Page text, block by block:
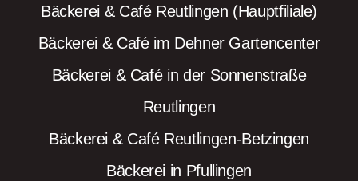
Bäckerei & Café Reutlingen (Hauptfiliale)
Bäckerei & Café im Dehner Gartencenter
Bäckerei & Café in der Sonnenstraße
Reutlingen
Bäckerei & Café Reutlingen-Betzingen
Bäckerei in Pfullingen